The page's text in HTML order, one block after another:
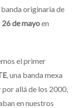
originaria de
26 de mayoen
el primer
, una banda mexa
allá de los 2000,
en nuestros